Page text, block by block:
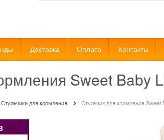
Доставка Оплата Контакты
Sweet Baby
Стульчики для кормления Стульчик для кормления Sweet